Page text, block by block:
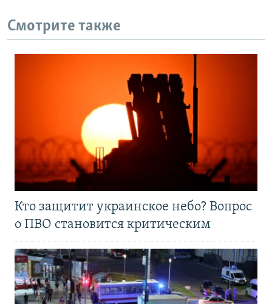
Смотрите также
Кто защитит украинское небо? Вопрос
о ПВО становится критическим